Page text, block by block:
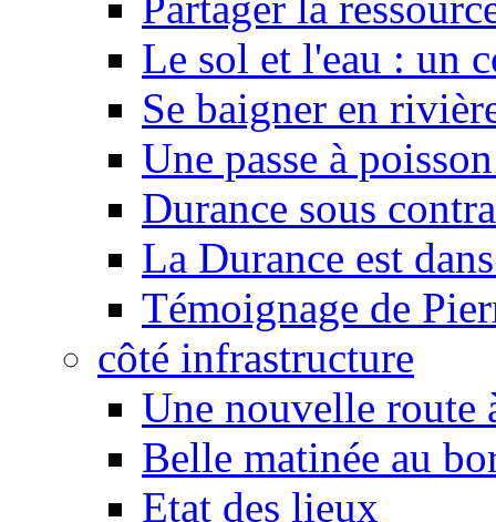
Le sol et l'eau : un
Se baigner en
Une passe à
Durance sous
La Durance est
Témoignage de
côté infrastructure
Une nouvelle route
Belle matinée au
Etat des lieux